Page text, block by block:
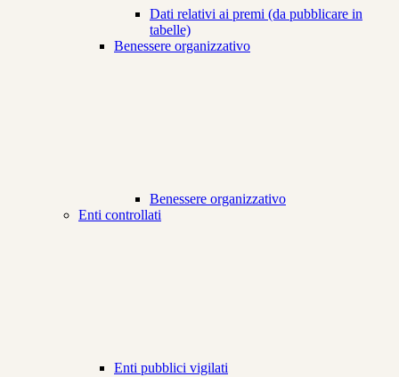
Dati relativi ai premi (da pubblicare in
tabelle)
Benessere organizzativo
Benessere organizzativo
Enti controllati
Enti pubblici vigilati